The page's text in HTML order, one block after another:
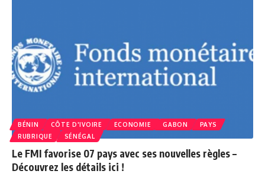
BÉNIN CÔTE D'IVOIRE ECONOMIE GABON
PAYS
RUBRIQUE
SÉNÉGAL
Le FMI favorise 07 pays avec ses nouvelles règles –
Découvrez les détails ici !